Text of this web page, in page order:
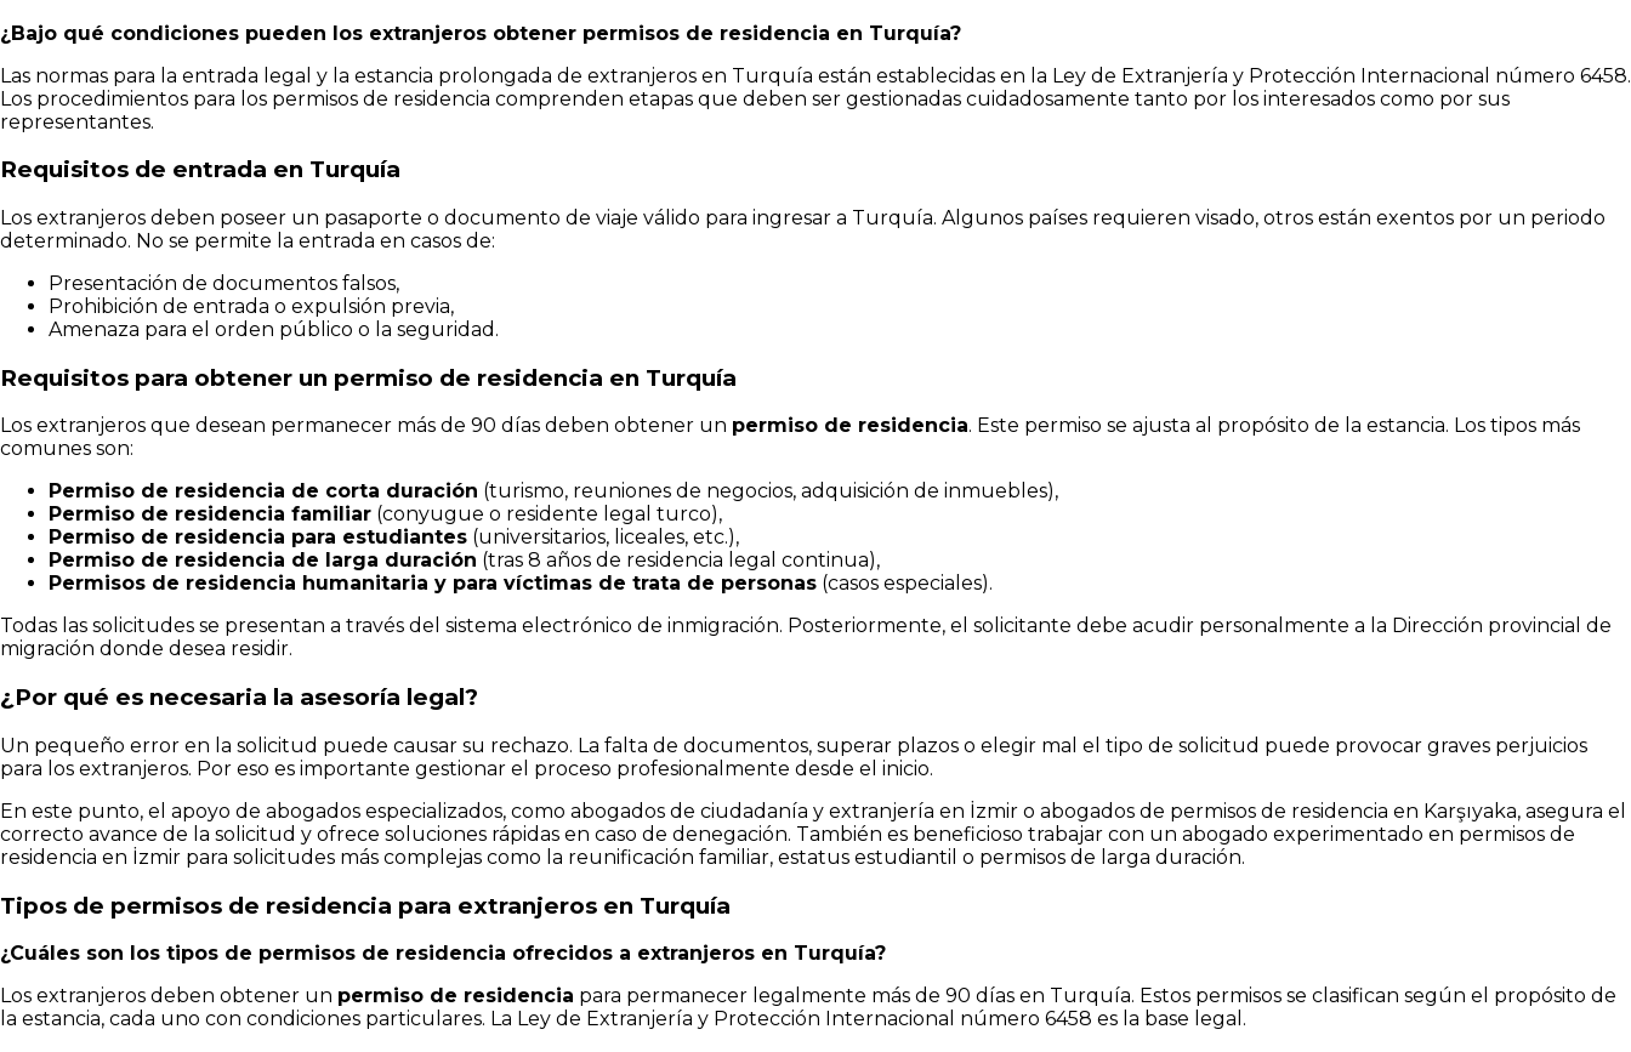
¿Bajo qué condiciones pueden los extranjeros obtener permisos de residencia en Turquía?
Las normas para la entrada legal y la estancia prolongada de extranjeros en Turquía están establecidas en la Ley de Extranjería y Protección Internacional número 6458.
Los procedimientos para los permisos de residencia comprenden etapas que deben ser gestionadas cuidadosamente tanto por los interesados como por sus
representantes.
Requisitos de entrada en Turquía
Los extranjeros deben poseer un pasaporte o documento de viaje válido para ingresar a Turquía. Algunos países requieren visado, otros están exentos por un periodo
determinado. No se permite la entrada en casos de:
Presentación de documentos falsos,
Prohibición de entrada o expulsión previa,
Amenaza para el orden público o la seguridad.
Requisitos para obtener un permiso de residencia en Turquía
Los extranjeros que desean permanecer más de 90 días deben obtener un permiso de residencia. Este permiso se ajusta al propósito de la estancia. Los tipos más
comunes son:
Permiso de residencia de corta duración (turismo, reuniones de negocios, adquisición de inmuebles),
Permiso de residencia familiar (conyugue o residente legal turco),
Permiso de residencia para estudiantes (universitarios, liceales, etc.),
Permiso de residencia de larga duración (tras 8 años de residencia legal continua),
Permisos de residencia humanitaria y para víctimas de trata de personas (casos especiales).
Todas las solicitudes se presentan a través del sistema electrónico de inmigración. Posteriormente, el solicitante debe acudir personalmente a la Dirección provincial de
migración donde desea residir.
¿Por qué es necesaria la asesoría legal?
Un pequeño error en la solicitud puede causar su rechazo. La falta de documentos, superar plazos o elegir mal el tipo de solicitud puede provocar graves perjuicios
para los extranjeros. Por eso es importante gestionar el proceso profesionalmente desde el inicio.
En este punto, el apoyo de abogados especializados, como abogados de ciudadanía y extranjería en İzmir o abogados de permisos de residencia en Karşıyaka, asegura el
correcto avance de la solicitud y ofrece soluciones rápidas en caso de denegación. También es beneficioso trabajar con un abogado experimentado en permisos de
residencia en İzmir para solicitudes más complejas como la reunificación familiar, estatus estudiantil o permisos de larga duración.
Tipos de permisos de residencia para extranjeros en Turquía
¿Cuáles son los tipos de permisos de residencia ofrecidos a extranjeros en Turquía?
Los extranjeros deben obtener un permiso de residencia para permanecer legalmente más de 90 días en Turquía. Estos permisos se clasifican según el propósito de
la estancia, cada uno con condiciones particulares. La Ley de Extranjería y Protección Internacional número 6458 es la base legal.